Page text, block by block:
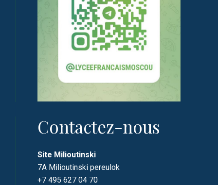
Contactez-nous
Site Milioutinski
7A Milioutinski pereulok
+7 495 627 04 70